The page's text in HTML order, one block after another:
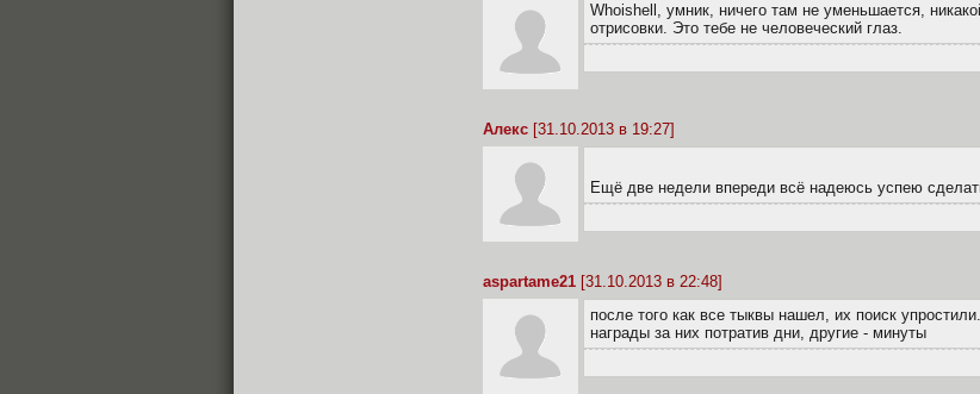
Whoishell, умник, ничего там не уменьшается,
отрисовки. Это тебе не человеческий глаз.
Алекс [31.10.2013 в 19:27]
Ещё две недели впереди всё надеюсь успею
aspartame21 [31.10.2013 в 22:48]
после того как все тыквы нашел, их поиск
награды за них потратив дни, другие - минуты